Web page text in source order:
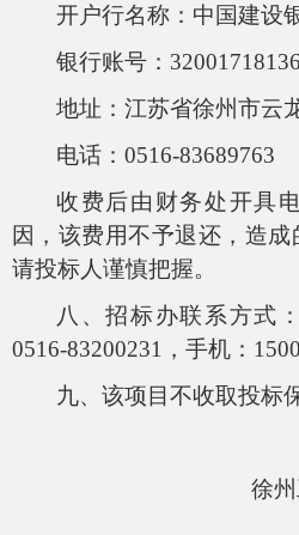
开户行名称：中国建设
银行账号：
地址：江苏省徐州市云
电话： 0516-83689763
收费后由财务处开具
因，该费用不予退还，造成
请投标人谨慎把握。
八、招标办联系方式
0516-83200231 ，手机：
九、该项目不收取投标
徐